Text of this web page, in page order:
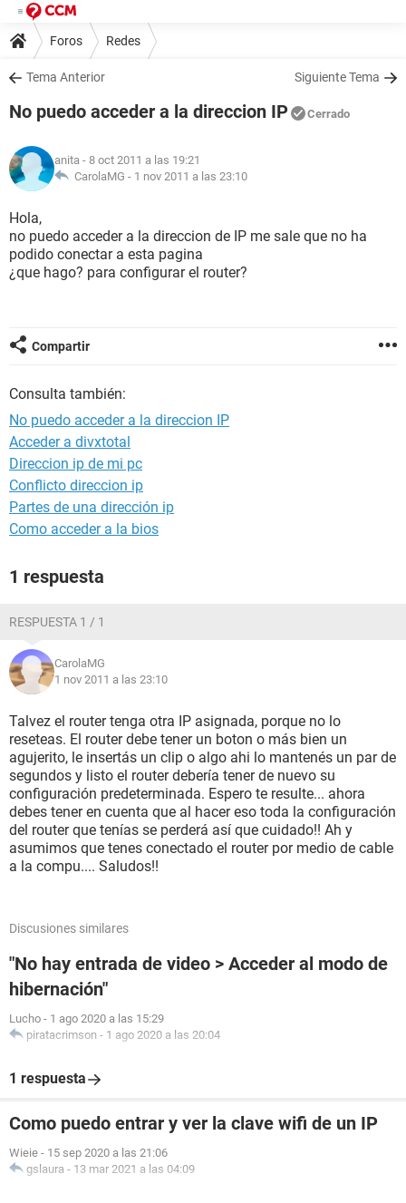
Foros Redes
Tema Anterior Siguiente Tema
No puedo acceder a la direccion IP Cerrado
anita - 8 oct 2011 a las 19:21
CarolaMG - 1 nov 2011 a las 23:10
Hola,
no puedo acceder a la direccion de IP me sale que no ha
podido conectar a esta pagina
¿que hago? para configurar el router?
Compartir
Consulta también:
No puedo acceder a la direccion IP
Acceder a divxtotal
Direccion ip de mi pc
Conflicto direccion ip
Partes de una dirección ip
Como acceder a la bios
1 respuesta
RESPUESTA 1 / 1
CarolaMG
1 nov 2011 a las 23:10
Talvez el router tenga otra IP asignada, porque no lo
reseteas. El router debe tener un boton o más bien un
agujerito, le insertás un clip o algo ahi lo mantenés un par de
segundos y listo el router debería tener de nuevo su
configuración predeterminada. Espero te resulte... ahora
debes tener en cuenta que al hacer eso toda la configuración
del router que tenías se perderá así que cuidado!! Ah y
asumimos que tenes conectado el router por medio de cable
a la compu.... Saludos!!
Discusiones similares
"No hay entrada de video > Acceder al modo de
hibernación"
Lucho - 1 ago 2020 a las 15:29
piratacrimson - 1 ago 2020 a las 20:04
1 respuesta
Como puedo entrar y ver la clave wifi de un IP
Wieie - 15 sep 2020 a las 21:06
gslaura - 13 mar 2021 a las 04:09